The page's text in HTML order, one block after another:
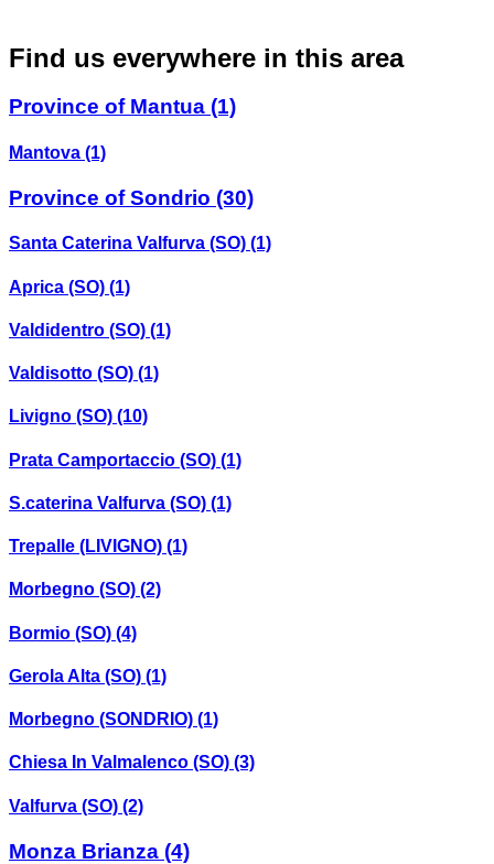
Find us everywhere in this area
Province of Mantua (1)
Mantova (1)
Province of Sondrio (30)
Santa Caterina Valfurva (SO) (1)
Aprica (SO) (1)
Valdidentro (SO) (1)
Valdisotto (SO) (1)
Livigno (SO) (10)
Prata Camportaccio (SO) (1)
S.caterina Valfurva (SO) (1)
Trepalle (LIVIGNO) (1)
Morbegno (SO) (2)
Bormio (SO) (4)
Gerola Alta (SO) (1)
Morbegno (SONDRIO) (1)
Chiesa In Valmalenco (SO) (3)
Valfurva (SO) (2)
Monza Brianza (4)